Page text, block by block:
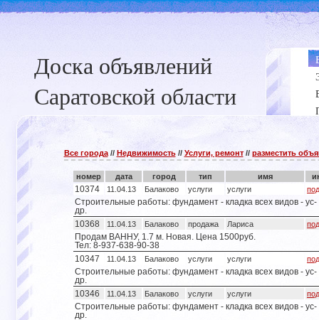
Доска объявлений
Саратовской области
Все города// Недвижимость// Услуги, ремонт// разместить
номер дата город тип имя
10374
11.04.13 Балаково услуги услуги
Строительные работы: фундамент - кладка всех видов - ус-
др.
10368
11.04.13 Балаково продажа Лариса
Продам ВАННУ, 1.7 м. Новая. Цена 1500руб.
Тел: 8-937-638-90-38
10347
11.04.13 Балаково услуги услуги
Строительные работы: фундамент - кладка всех видов - ус-
др.
10346
11.04.13 Балаково услуги услуги
Строительные работы: фундамент - кладка всех видов - ус-
др.